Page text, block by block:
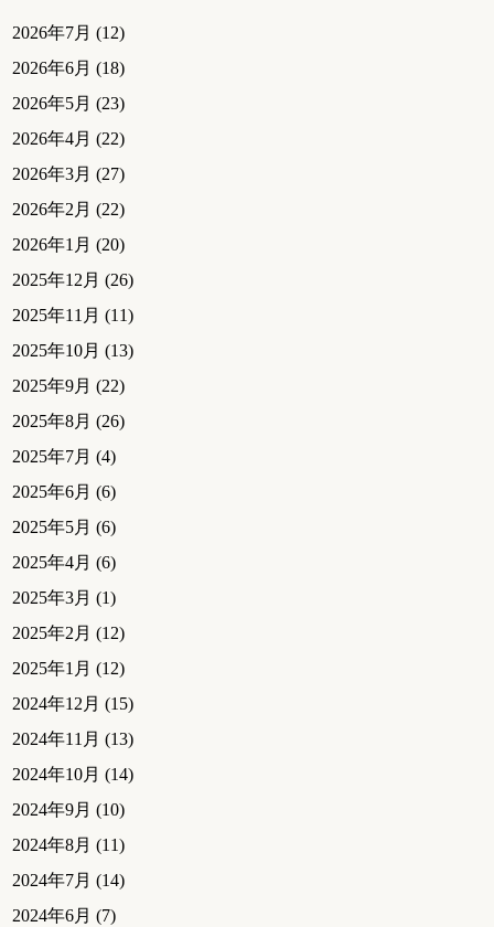
2026年7月 (12)
2026年6月 (18)
2026年5月 (23)
2026年4月 (22)
2026年3月 (27)
2026年2月 (22)
2026年1月 (20)
2025年12月 (26)
2025年11月 (11)
2025年10月 (13)
2025年9月 (22)
2025年8月 (26)
2025年7月 (4)
2025年6月 (6)
2025年5月 (6)
2025年4月 (6)
2025年3月 (1)
2025年2月 (12)
2025年1月 (12)
2024年12月 (15)
2024年11月 (13)
2024年10月 (14)
2024年9月 (10)
2024年8月 (11)
2024年7月 (14)
2024年6月 (7)